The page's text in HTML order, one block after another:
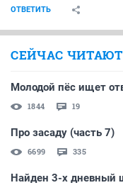
ОТВЕТИТЬ
СЕЙЧАС ЧИТАЮТ
Молодой пёс ищет
1844 19
Про засаду (часть 7)
6699 335
Найден 3-х дневный